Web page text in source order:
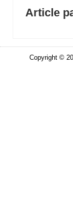
Article
Copyright ©